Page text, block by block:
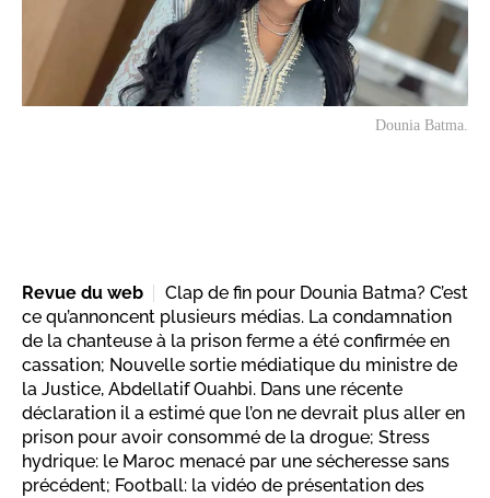
Dounia Batma.
Revue du web
Clap de fin pour Dounia Batma? C’est
ce qu’annoncent plusieurs médias. La condamnation
de la chanteuse à la prison ferme a été confirmée en
cassation; Nouvelle sortie médiatique du ministre de
la Justice, Abdellatif Ouahbi. Dans une récente
déclaration il a estimé que l’on ne devrait plus aller en
prison pour avoir consommé de la drogue; Stress
hydrique: le Maroc menacé par une sécheresse sans
précédent; Football: la vidéo de présentation des